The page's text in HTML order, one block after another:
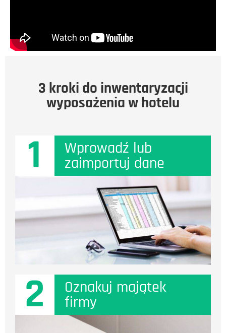
3 kroki do inwentaryzacji
wyposażenia w hotelu
1 Wprowadź lub
zaimportuj dane
2 Oznakuj majątek
firmy